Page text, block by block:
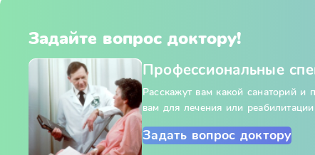
Задайте вопрос доктору!
Профессиональные
Расскажут вам какой санаторий и
вам для лечения или реабилитации
Задать вопрос доктору